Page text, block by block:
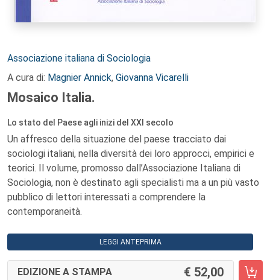
Autori:
Associazione italiana di Sociologia
A cura di: Magnier Annick, Giovanna Vicarelli
Mosaico Italia.
Lo stato del Paese agli inizi del XXI secolo
Un affresco della situazione del paese tracciato dai
sociologi italiani, nella diversità dei loro approcci, empirici e
teorici. Il volume, promosso dall’Associazione Italiana di
Sociologia, non è destinato agli specialisti ma a un più vasto
pubblico di lettori interessati a comprendere la
contemporaneità.
LEGGI ANTEPRIMA
EDIZIONE A STAMPA 52,00